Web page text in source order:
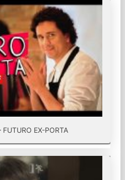
FUTURO EX-PORTA